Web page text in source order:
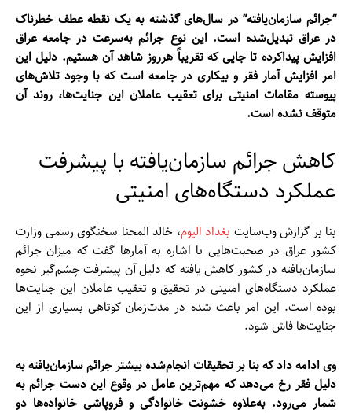
“جرائم سازمان‌یافته” در سال‌های گذشته به یک نقطه عطف خطرناک
در عراق تبدیل‌شده است. این نوع جرائم به‌سرعت در جامعه عراق
افزایش پیداکرده تا جایی که تقریباً هرروز شاهد آن هستیم. دلیل این
امر افزایش آمار فقر و بیکاری در جامعه است که با وجود تلاش‌های
پیوسته مقامات امنیتی برای تعقیب عاملان این جنایت‌ها، روند آن
متوقف نشده است.
کاهش جرائم سازمان‌یافته با پیشرفت
عملکرد دستگاه‌های امنیتی
بنا بر گزارش وب‌سایت بغداد الیوم، خالد المحنا سخنگوی رسمی وزارت
کشور عراق در صحبت‌هایی با اشاره به آمارها گفت که میزان جرائم
سازمان‌یافته در کشور کاهش یافته که دلیل آن پیشرفت چشم‌گیر نحوه
عملکرد دستگاه‌های امنیتی در تحقیق و تعقیب عاملان این جنایت‌ها
بوده است. این امر باعث شده در مدت‌زمان کوتاهی بسیاری از این
جنایت‌ها فاش شود.
وی ادامه داد که بنا بر تحقیقات انجام‌شده بیشتر جرائم سازمان‌یافته به
دلیل فقر رخ می‌دهد که مهم‌ترین عامل در وقوع این دست جرائم به
شمار می‌رود. به‌علاوه خشونت خانوادگی و فروپاشی خانواده‌ها دو